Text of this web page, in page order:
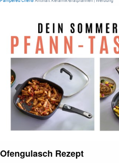
Ofengulasch Rezept